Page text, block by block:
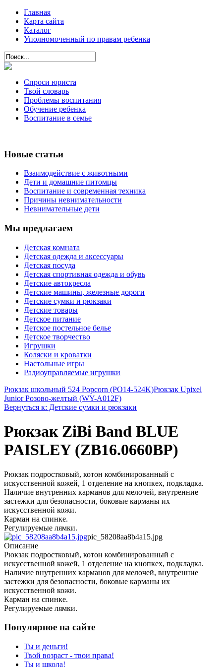
Главная
Карта сайта
Каталог
Уполномоченный по правам ребенка
Спроси юриста
Твой словарь
Проблемы воспитания
Обучение ребенка
Воспитание в семье
Новые статьи
Взаимодействие с животными
Дети и домашние питомцы
Воспитание и современная техника
Причины невнимательности
Невнимательные дети
Мы предлагаем
Детская комната
Детская одежда и аксессуары
Детская посуда
Детская спортивная одежда и обувь
Детские автокресла
Детские машины, железные дороги
Детские сумки и рюкзаки
Детские товары
Детское питание
Детское постельное белье
Детское творчество
Игрушки
Коляски и кроватки
Настольные игры
Радиоуправляемые игрушки
Рюкзак школьный 524 Popcorn (PO14-524K)Рюкзак Upixel
Junior Розово-желтый (WY-A012F)
Вернуться к: Детские сумки и рюкзаки
Рюкзак ZiBi Band BLUE
PAISLEY (ZB16.0660BP)
Рюкзак подростковый, котон комбинированный с
искусственной кожей, 1 отделение на кнопкех, подкладка.
Наличие внутренних карманов для мелочей, внутренние
застежки для безопасности, боковые карманы их
искусственной кожи.
Карман на спинке.
Регулируемые лямки.
pic_58208aa8b4a15.jpg
Описание
Рюкзак подростковый, котон комбинированный с
искусственной кожей, 1 отделение на кнопкех, подкладка.
Наличие внутренних карманов для мелочей, внутренние
застежки для безопасности, боковые карманы их
искусственной кожи.
Карман на спинке.
Регулируемые лямки.
Популярное на сайте
Ты и деньги!
Твой возраст - твои права!
Ты и школа!